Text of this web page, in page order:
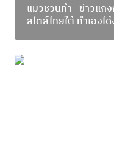
แมวชวนทำ—ข้าวแก
สไตล์ไทยใต้ ทำเองไ
แมวชวนทำ-ปลาสองห